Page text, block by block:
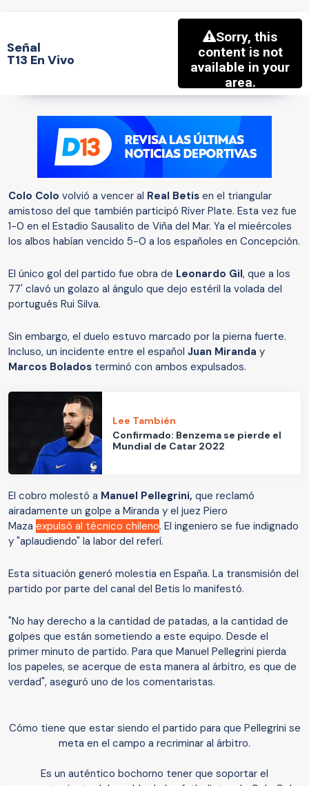
Señal
T13 En Vivo
Colo Colo volvió a vencer al Real Betis en el triangular
amistoso del que también participó River Plate. Esta vez fue
1-0 en el Estadio Sausalito de Viña del Mar. Ya el mieércoles
los albos habían vencido 5-0 a los españoles en Concepción.
El único gol del partido fue obra de Leonardo Gil, que a los
77' clavó un golazo al ángulo que dejo estéril la volada del
portugués Rui Silva.
Sin embargo, el duelo estuvo marcado por la pierna fuerte.
Incluso, un incidente entre el español Juan Miranda y
Marcos Bolados terminó con ambos expulsados.
Lee También
Confirmado: Benzema se pierde el
Mundial de Catar 2022
El cobro molestó a Manuel Pellegrini, que reclamó
airadamente un golpe a Miranda y el juez Piero
Maza expulsò al técnico chileno. El ingeniero se fue indignado
y "aplaudiendo" la labor del referí.
Esta situación generó molestia en España. La transmisión del
partido por parte del canal del Betis lo manifestó.
"No hay derecho a la cantidad de patadas, a la cantidad de
golpes que están sometiendo a este equipo. Desde el
primer minuto de partido. Para que Manuel Pellegrini pierda
los papeles, se acerque de esta manera al árbitro, es que de
verdad", aseguró uno de los comentaristas.
Cómo tiene que estar siendo el partido para que Pellegrini se
meta en el campo a recriminar al árbitro.
Es un auténtico bochorno tener que soportar el